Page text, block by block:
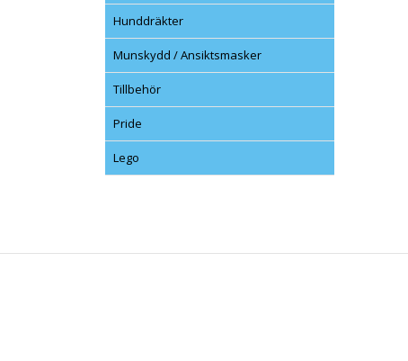
Hunddräkter
Munskydd / Ansiktsmasker
Tillbehör
Pride
Lego